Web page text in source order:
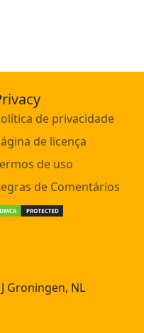
de privacidade
de licença
de uso
de Comentários
Groningen, NL